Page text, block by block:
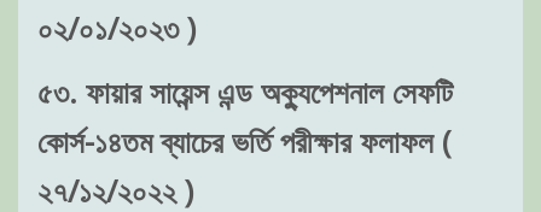
০২/০১/২০২৩ )
৫৩. ফায়ার সায়েন্স এন্ড অক্যুপেশনাল সেফটি
কোর্স-১৪তম ব্যাচের ভর্তি পরীক্ষার ফলাফল (
২৭/১২/২০২২ )